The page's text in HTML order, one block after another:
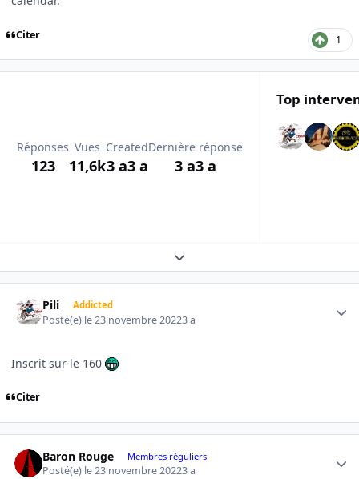
Citer 1
Réponses
123
Vues
11,6k
Created
3 a3 a
Dernière réponse
3 a3 a
Top
Expand topic overview
Pili Addicted
Posté(e) le 23 novembre 20223 a
Inscrit sur le 160
Citer
Baron Rouge Membres réguliers
Posté(e) le 23 novembre 20223 a